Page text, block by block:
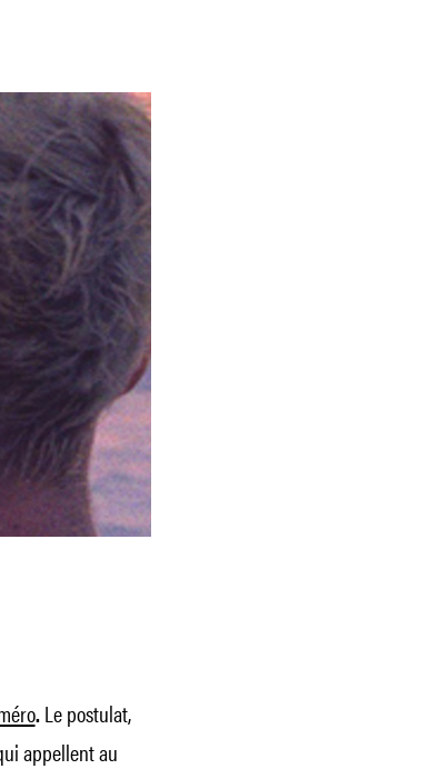
.Le postulat,
appellent au